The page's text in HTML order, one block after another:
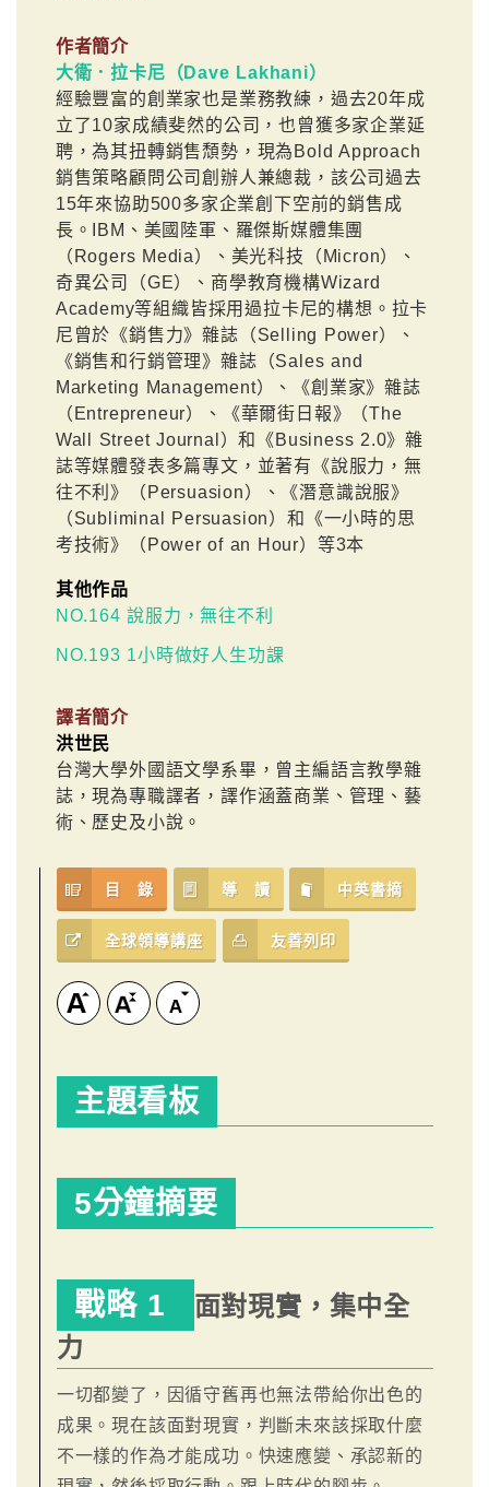
作者簡介
大衛．拉卡尼（Dave Lakhani）
經驗豐富的創業家也是業務教練，過去20年成
立了10家成績斐然的公司，也曾獲多家企業延
聘，為其扭轉銷售頹勢，現為Bold Approach
銷售策略顧問公司創辦人兼總裁，該公司過去
15年來協助500多家企業創下空前的銷售成
長。IBM、美國陸軍、羅傑斯媒體集團
（Rogers Media）、美光科技（Micron）、
奇異公司（GE）、商學教育機構Wizard
Academy等組織皆採用過拉卡尼的構想。拉卡
尼曾於《銷售力》雜誌（Selling Power）、
《銷售和行銷管理》雜誌（Sales and
Marketing Management）、《創業家》雜誌
（Entrepreneur）、《華爾街日報》（The
Wall Street Journal）和《Business 2.0》雜
誌等媒體發表多篇專文，並著有《說服力，無
往不利》（Persuasion）、《潛意識說服》
（Subliminal Persuasion）和《一小時的思
考技術》（Power of an Hour）等3本
其他作品
NO.164 說服力，無往不利
NO.193 1小時做好人生功課
譯者簡介
洪世民
台灣大學外國語文學系畢，曾主編語言教學雜
誌，現為專職譯者，譯作涵蓋商業、管理、藝
術、歷史及小說。
目 錄 導 讀 中英書摘
全球領導講座 友善列印
主題看板
5分鐘摘要
戰略 1
面對現實，集中全
力
一切都變了，因循守舊再也無法帶給你出色的
成果。現在該面對現實，判斷未來該採取什麼
不一樣的作為才能成功。快速應變、承認新的